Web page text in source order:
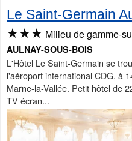
Le Saint-Germain
★★★ Milieu de gamme-
AULNAY-SOUS-BOIS
L'Hôtel Le Saint-Germain se
l'aéroport international CDG, à
Marne-la-Vallée. Petit hôtel de
TV écran...